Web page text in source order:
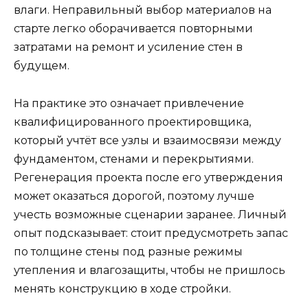
влаги. Неправильный выбор материалов на
старте легко оборачивается повторными
затратами на ремонт и усиление стен в
будущем.
На практике это означает привлечение
квалифицированного проектировщика,
который учтёт все узлы и взаимосвязи между
фундаментом, стенами и перекрытиями.
Регенерация проекта после его утверждения
может оказаться дорогой, поэтому лучше
учесть возможные сценарии заранее. Личный
опыт подсказывает: стоит предусмотреть запас
по толщине стены под разные режимы
утепления и влагозащиты, чтобы не пришлось
менять конструкцию в ходе стройки.